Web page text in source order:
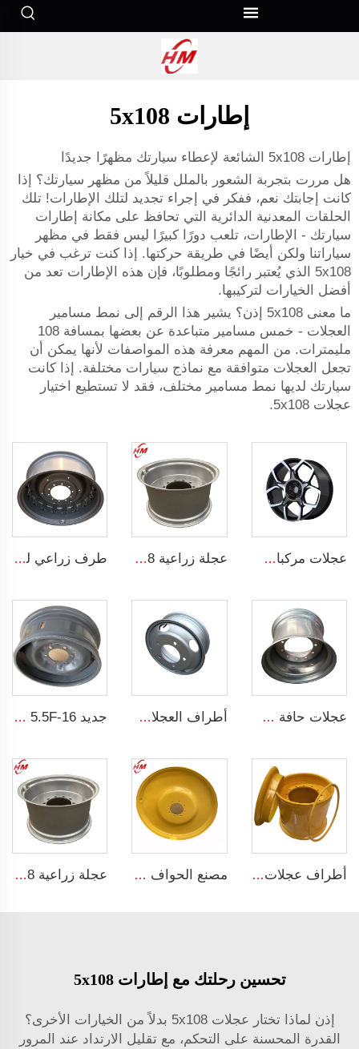
إطارات 5x108
إطارات 5x108 الشائعة لإعطاء سيارتك مظهرًا جديدًا
هل مررت بتجربة الشعور بالملل قليلاً من مظهر سيارتك؟ إذا
كانت إجابتك نعم، ففكر في إجراء تجديد لتلك الإطارات! تلك
الحلقات المعدنية الدائرية التي تحافظ على مكانة إطارات
سيارتك - الإطارات، تلعب دورًا كبيرًا ليس فقط في مظهر
سياراتنا ولكن أيضًا في طريقة حركتها. إذا كنت ترغب في خيار
5x108 الذي يُعتبر رائجًا ومطلوبًا، فإن هذه الإطارات تعد من
أفضل الخيارات لتركيبها.
ما معنى 5x108 إذن؟ يشير هذا الرقم إلى نمط مسامير
العجلات - خمس مسامير متباعدة عن بعضها بمسافة 108
مليمترات. من المهم معرفة هذه المواصفات لأنها يمكن أن
تجعل العجلات متوافقة مع نماذج سيارات مختلفة. إذا كانت
سيارتك لديها نمط مسامير مختلف، فقد لا تستطيع اختيار
عجلات 5x108.
عجلات مركبات ركاب من الألمنيوم قطر 20 إنشًا 5 فتحات عجلة سبيكة لسيارات 255/45R22 عجلة زراعية w15*28 ربط أجزاء آلات زراعية w15*28 حلقات فولاذية للإطارات الزراعية 16.9-28 طرف زراعي لجرار W15x38 إطار 16.9-38 آلات زراعية
عجلات حافة شاحنة مخصصة 14x22.5 حافة بدون أنبوب 14*22.5 إطارات شاحنة 445/45R22.5 أطراف العجلات المخصصة أطراف عجلات الشاحنات الخفيفة 5.5x16 إطار فولاذي بقطر 16 بوصة 16x5.5 جديد 5.5F-16 طرف عجلة فولاذية زراعية لجرار من مصنع الأطراف 5.5-16 أطراف فولاذية للإطارات 750-16
أطراف عجلات فولاذية بقطر 26 بوصة أطراف رولر مصنعة للإطارات 20-26 أطراف الحفارات للإطار 23.1-26 مصنع الحواف الصينية حافة الجرار الزراعية W8x48 قابلة للتخصيص للإطارات الحجم 8*48 حواف للإطارات 9.5-48 عجلة زراعية w15*28 ربط أجزاء آلات زراعية w15*28 حلقات فولاذية للإطارات الزراعية 16.9-28
تحسين رحلتك مع إطارات 5x108
إذن لماذا تختار عجلات 5x108 بدلاً من الخيارات الأخرى؟
القدرة المحسنة على التحكم، مع تقليل الارتداد عند المرور